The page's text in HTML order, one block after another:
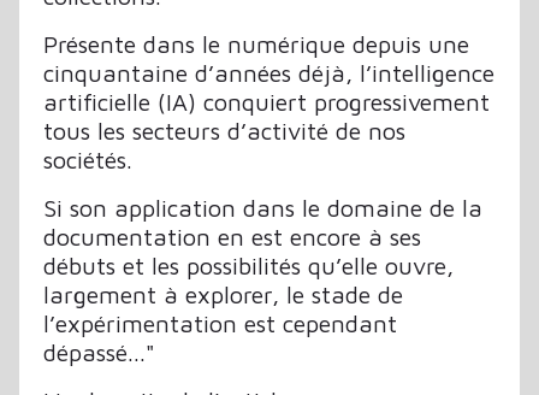
Présente dans le numérique depuis une
cinquantaine d’années déjà, l’intelligence
artificielle (IA) conquiert progressivement
tous les secteurs d’activité de nos
sociétés.
Si son application dans le domaine de la
documentation en est encore à ses
débuts et les possibilités qu’elle ouvre,
largement à explorer, le stade de
l’expérimentation est cependant
dépassé..."